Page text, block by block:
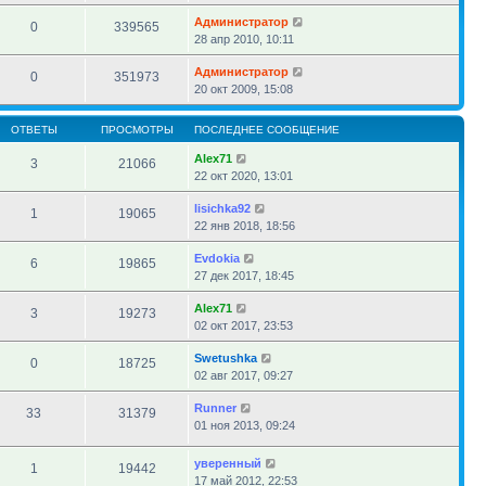
0 339565
Администратор
28 апр 2010, 10:11
0 351973
Администратор
20 окт 2009, 15:08
ОТВЕТЫ ПРОСМОТРЫ ПОСЛЕДНЕЕ СООБЩЕНИЕ
3 21066
Alex71
22 окт 2020, 13:01
1 19065
lisichka92
22 янв 2018, 18:56
6 19865
Evdokia
27 дек 2017, 18:45
3 19273
Alex71
02 окт 2017, 23:53
0 18725
Swetushka
02 авг 2017, 09:27
33 31379
Runner
01 ноя 2013, 09:24
1 19442
уверенный
17 май 2012, 22:53